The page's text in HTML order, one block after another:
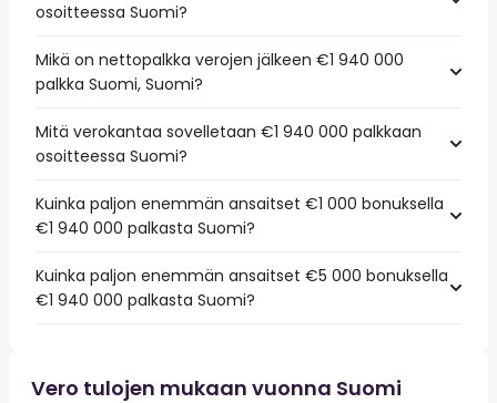
osoitteessa Suomi?
Mikä on nettopalkka verojen jälkeen €1 940 000
palkka Suomi, Suomi?
Mitä verokantaa sovelletaan €1 940 000 palkkaan
osoitteessa Suomi?
Kuinka paljon enemmän ansaitset €1 000 bonuksella
€1 940 000 palkasta Suomi?
Kuinka paljon enemmän ansaitset €5 000 bonuksella
€1 940 000 palkasta Suomi?
Vero tulojen mukaan vuonna Suomi